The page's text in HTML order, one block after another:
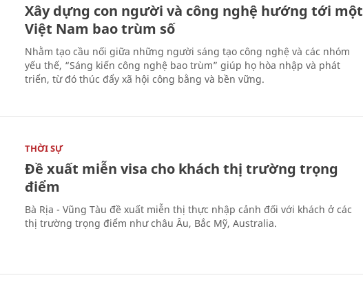
Xây dựng con người và công nghệ hướng tới một
Việt Nam bao trùm số
Nhằm tạo cầu nối giữa những người sáng tạo công nghệ và các nhóm
yếu thế, “Sáng kiến công nghệ bao trùm” giúp họ hòa nhập và phát
triển, từ đó thúc đẩy xã hội công bằng và bền vững.
THỜI SỰ
Đề xuất miễn visa cho khách thị trường trọng
điểm
Bà Rịa - Vũng Tàu đề xuất miễn thị thực nhập cảnh đối với khách ở các
thị trường trọng điểm như châu Âu, Bắc Mỹ, Australia.